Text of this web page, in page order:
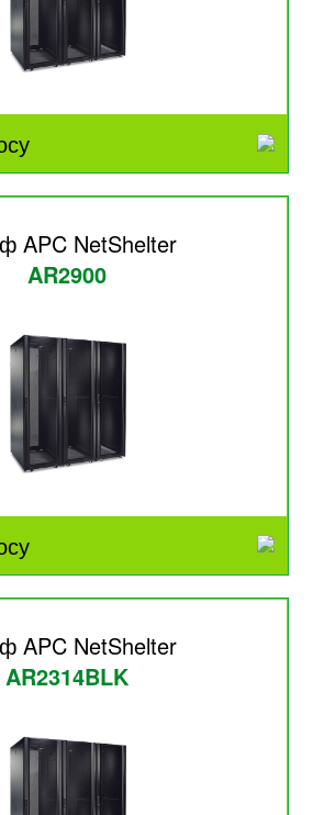
APC NetShelter
AR2900
APC NetShelter
AR2314BLK